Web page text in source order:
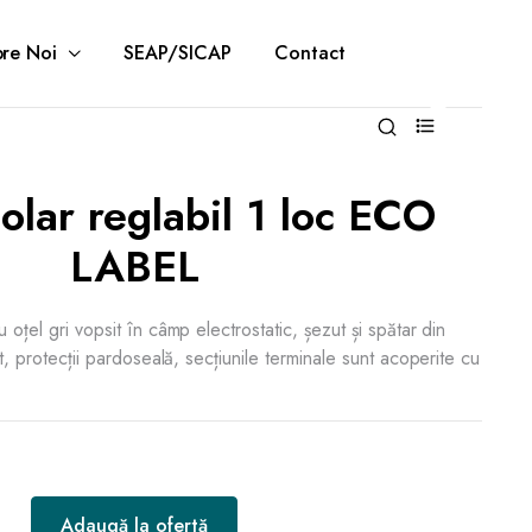
Noi SEAP/SICAP Contact
reglabil 1 loc ECO
LABEL
oțel gri vopsit în câmp electrostatic, șezut și spătar din
protecții pardoseală, secțiunile terminale sunt acoperite cu
Adaugă la ofertă